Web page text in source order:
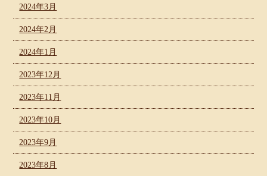
2024年3月
2024年2月
2024年1月
2023年12月
2023年11月
2023年10月
2023年9月
2023年8月